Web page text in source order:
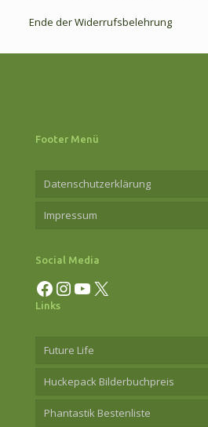
Ende der Widerrufsbelehrung
Footer Menü
Datenschutzerklärung
Impressum
Social Media
Facebook InstagramYouTube X
Links
Future Life
Huckepack Bilderbuchpreis
Phantastik Bestenliste